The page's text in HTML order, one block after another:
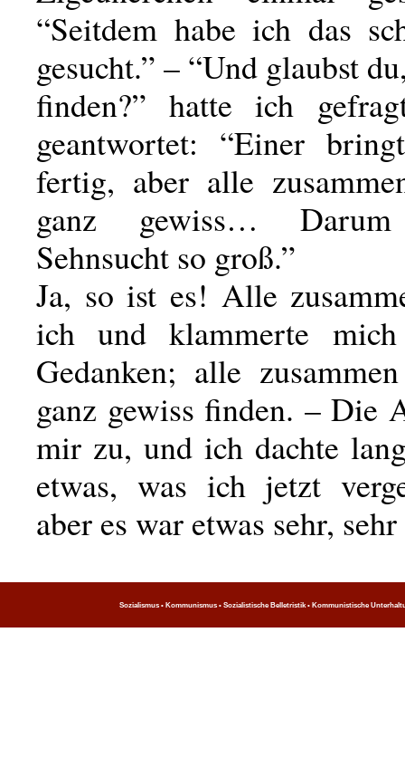
“Seitdem habe ich das
gesucht.” – “Und glaubst
finden?” hatte ich
geantwortet: “Einer
fertig, aber alle
ganz gewiss…
Sehnsucht so groß.”
Ja, so ist es! Alle
ich und klammerte
Gedanken; alle
ganz gewiss finden. – Die
mir zu, und ich dachte
etwas, was ich jetzt
aber es war etwas sehr,
Sozialismus • Kommunismus • Sozialistische Belletristik • Kommunistische